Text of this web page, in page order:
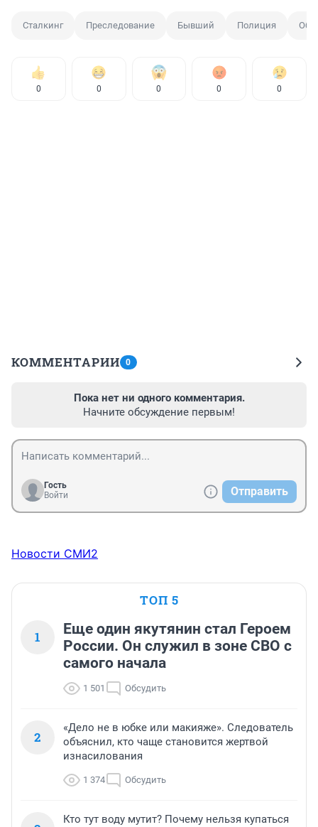
Сталкинг Преследование Бывший Полиция
0 0 0 0 0
КОММЕНТАРИИ 0
Пока нет ни одного комментария.
Начните обсуждение первым!
Гость
Войти
Отправить
Новости СМИ2
ТОП 5
1
Еще один якутянин стал Героем
России. Он служил в зоне СВО с
самого начала
1 501 Обсудить
2
«Дело не в юбке или макияже». Следователь
объяснил, кто чаще становится жертвой
изнасилования
1 374 Обсудить
Кто тут воду мутит? Почему нельзя купаться